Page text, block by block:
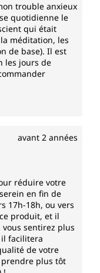
trouble anxieux
quotidienne le
qui était
méditation, les
de base). Il est
les jours de
avant 2 années
réduire votre
en fin de
17h-18h, ou vers
produit, et il
sentirez plus
il facilitera
de votre
prendre plus tôt